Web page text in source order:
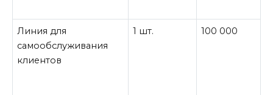
Линия для
самообслуживания
клиентов
1 шт. 100 000